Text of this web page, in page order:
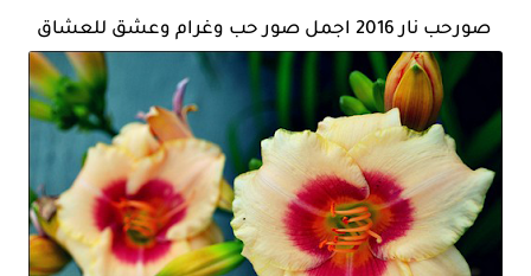
صورحب نار 2016 اجمل صور حب وغرام وعشق للعشاق